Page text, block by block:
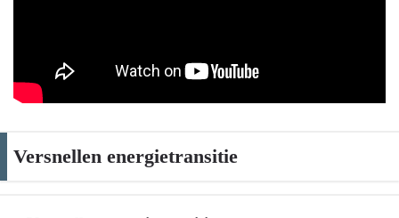
Versnellen energietransitie